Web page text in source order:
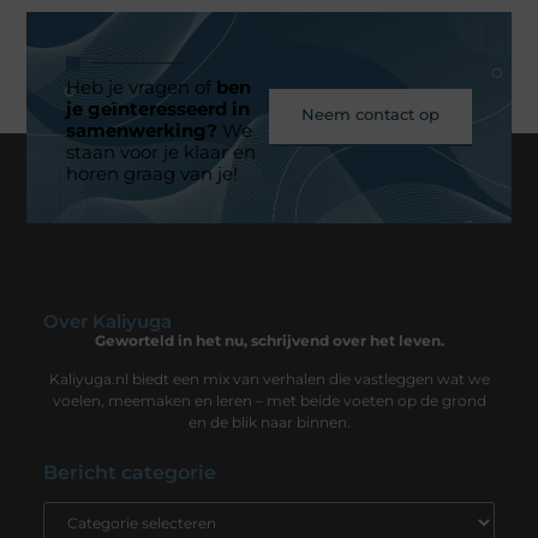
Heb je vragen ofben
je geïnteresseerd in
samenwerking? We
staan voor je klaar en
horen graag van je!
Neem contact op
Over Kaliyuga
Geworteld in het nu, schrijvend over het leven.
Kaliyuga.nl biedt een mix van verhalen die vastleggen wat we
voelen, meemaken en leren – met beide voeten op de grond
en de blik naar binnen.
Bericht categorie